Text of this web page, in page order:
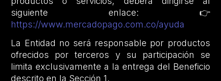
siguiente enlace: 👉
https://www.mercadopago.com.co/ayuda
La Entidad no será responsable por productos
ofrecidos por terceros y su participación se
limita exclusivamente a la entrega del Beneficio
descrito en la Sección 1.